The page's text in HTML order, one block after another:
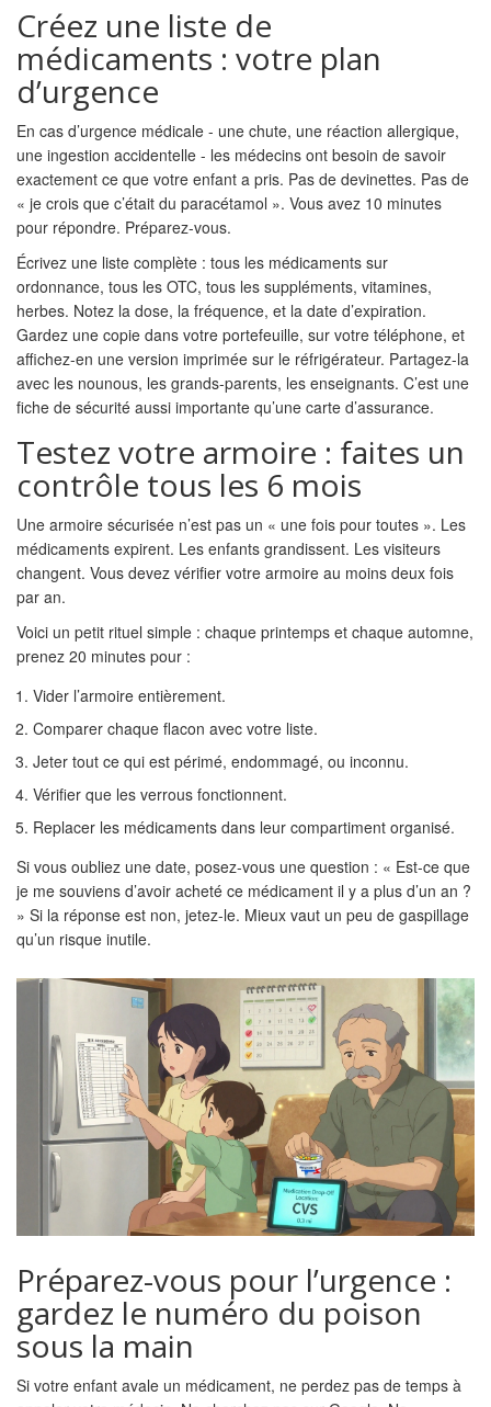
Créez une liste de
médicaments : votre plan
d’urgence
En cas d’urgence médicale - une chute, une réaction allergique,
une ingestion accidentelle - les médecins ont besoin de savoir
exactement ce que votre enfant a pris. Pas de devinettes. Pas de
« je crois que c’était du paracétamol ». Vous avez 10 minutes
pour répondre. Préparez-vous.
Écrivez une liste complète : tous les médicaments sur
ordonnance, tous les OTC, tous les suppléments, vitamines,
herbes. Notez la dose, la fréquence, et la date d’expiration.
Gardez une copie dans votre portefeuille, sur votre téléphone, et
affichez-en une version imprimée sur le réfrigérateur. Partagez-la
avec les nounous, les grands-parents, les enseignants. C’est une
fiche de sécurité aussi importante qu’une carte d’assurance.
Testez votre armoire : faites un
contrôle tous les 6 mois
Une armoire sécurisée n’est pas un « une fois pour toutes ». Les
médicaments expirent. Les enfants grandissent. Les visiteurs
changent. Vous devez vérifier votre armoire au moins deux fois
par an.
Voici un petit rituel simple : chaque printemps et chaque automne,
prenez 20 minutes pour :
Vider l’armoire entièrement.
Comparer chaque flacon avec votre liste.
Jeter tout ce qui est périmé, endommagé, ou inconnu.
Vérifier que les verrous fonctionnent.
Replacer les médicaments dans leur compartiment organisé.
Si vous oubliez une date, posez-vous une question : « Est-ce que
je me souviens d’avoir acheté ce médicament il y a plus d’un an ?
» Si la réponse est non, jetez-le. Mieux vaut un peu de gaspillage
qu’un risque inutile.
Préparez-vous pour l’urgence :
gardez le numéro du poison
sous la main
Si votre enfant avale un médicament, ne perdez pas de temps à